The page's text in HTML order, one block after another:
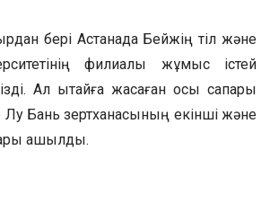
бері Астанада Бейжің тіл және
филиалы жұмыс істей
Ал Қытайға жасаған осы сапары
Лу Бань зертханасының екінші және
ашылды.